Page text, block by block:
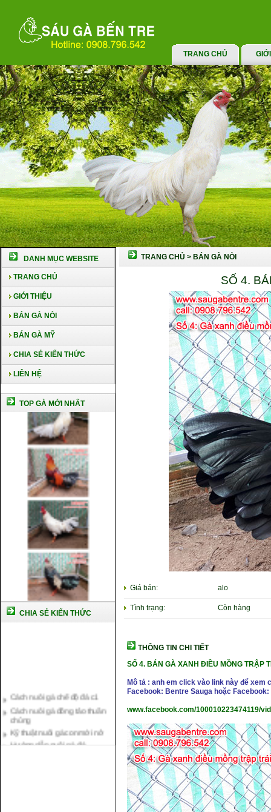
TRANG CHỦ
DANH MỤC WEBSITE
TRANG CHỦ
GIỚI THIỆU
BÁN GÀ NÒI
BÁN GÀ MỸ
CHIA SẺ KIẾN THỨC
LIÊN HỆ
TOP GÀ MỚI NHẤT
CHIA SẺ KIẾN THỨC
Cách nuôi gà đông tảo thuần
chủng
Kỹ thuật nuôi gà con mới nở
Hướng dẫn nuôi gà đá
Tại sao bạn cần biết cách nuôi
TRANG CHỦ > BÁN GÀ NÒI
SỐ 4.
Giá bán: alo
Tình trạng: Còn hàng
THÔNG TIN CHI TIẾT
SỐ 4. BÁN GÀ XANH ĐIỀU MỒNG TRẬP
Mô tả : anh em click vào link này để
Facebook: Bentre Sauga hoặc Facebook:
www.facebook.com/100010223474119/